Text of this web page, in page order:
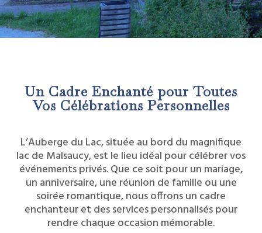
Un Cadre Enchanté pour Toutes
Vos Célébrations Personnelles
L’Auberge du Lac, située au bord du magnifique
lac de Malsaucy, est le lieu idéal pour célébrer vos
événements privés. Que ce soit pour un mariage,
un anniversaire, une réunion de famille ou une
soirée romantique, nous offrons un cadre
enchanteur et des services personnalisés pour
rendre chaque occasion mémorable.